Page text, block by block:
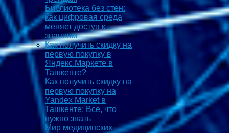
Библиотека без стен:
как цифровая среда
меняет доступ к
знаниям
Как получить скидку на
первую покупку в
Яндекс.Маркете в
Ташкенте?
Как получить скидку на
первую покупку на
Yandex Market в
Ташкенте: Все, что
нужно знать
Мир медицинских